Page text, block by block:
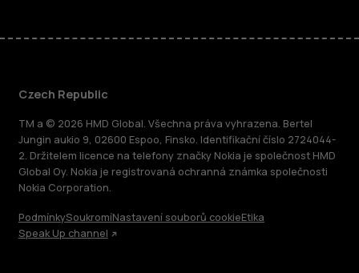
Czech Republic
TM a © 2026 HMD Global. Všechna práva vyhrazena. Bertel
Jungin aukio 9, 02600 Espoo, Finsko. Identifikační číslo 2724044-
2. Držitelem licence na telefony značky Nokia je společnost HMD
Global Oy. Nokia je registrovaná ochranná známka společnosti
Nokia Corporation.
PodmínkySoukromíNastavení souborů cookieEtika
Speak Up channel